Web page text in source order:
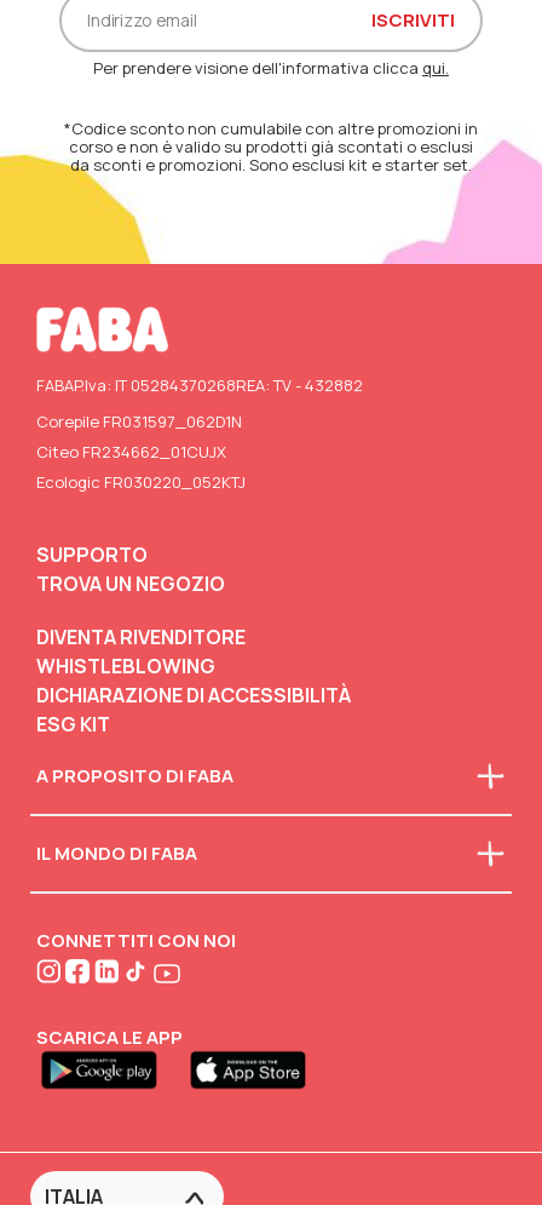
Per prendere visione dell'informativa clicca qui.
*Codice sconto non cumulabile con altre promozioni in
corso e non è valido su prodotti già scontati o esclusi
da sconti e promozioni. Sono esclusi kit e starter set.
FABAP.Iva: IT 05284370268REA: TV - 432882
Corepile FR031597_062D1N
Citeo FR234662_01CUJX
Ecologic FR030220_052KTJ
SUPPORTO
TROVA UN NEGOZIO
DIVENTA RIVENDITORE
WHISTLEBLOWING
DICHIARAZIONE DI ACCESSIBILITÀ
ESG KIT
A PROPOSITO DI FABA
La nostra mission
Faba in classe
IL MONDO DI FABA
Attività creative
FABA•BLOG
CONNETTITI CON NOI
SCARICA LE APP